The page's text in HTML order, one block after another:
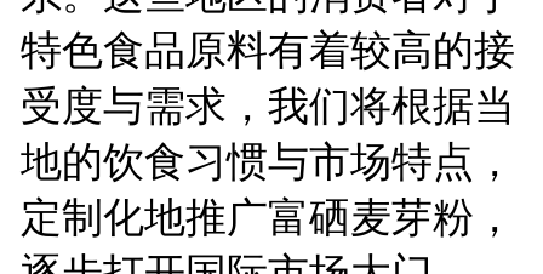
特色食品原料有着较高的接
受度与需求，我们将根据当
地的饮食习惯与市场特点，
定制化地推广富硒麦芽粉，